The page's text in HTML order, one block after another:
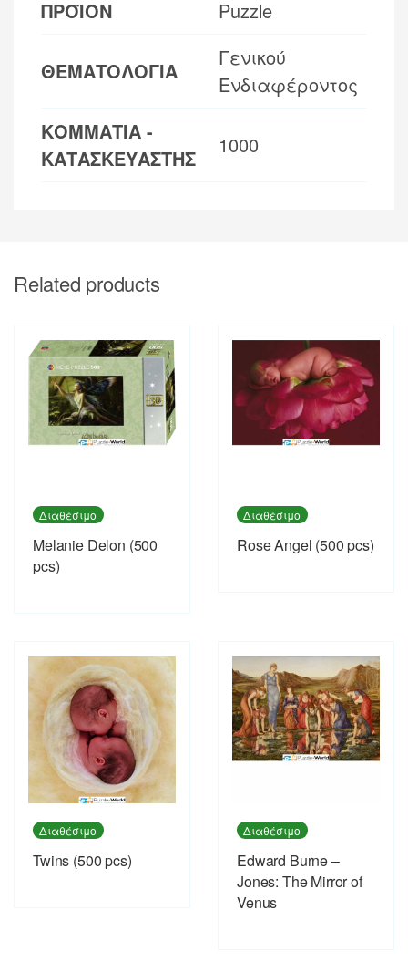
ΠΡΟΪΟΝ Puzzle
ΘΕΜΑΤΟΛΟΓΙΑ
Γενικού
Ενδιαφέροντος
ΚΟΜΜΑΤΙΑ -
ΚΑΤΑΣΚΕΥΑΣΤΗΣ
1000
Related products
Διαθέσιμο
Melanie Delon (500
pcs)
Διαθέσιμο
Rose Angel (500 pcs)
Διαθέσιμο
Twins (500 pcs)
Διαθέσιμο
Edward Burne –
Jones: The Mirror of
Venus